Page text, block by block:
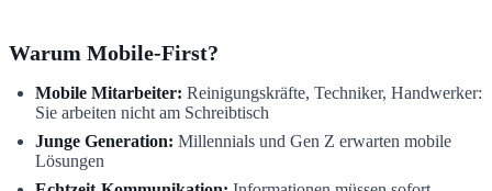
Warum Mobile-First?
Mobile Mitarbeiter: Reinigungskräfte, Techniker, Handwerker:
Sie arbeiten nicht am Schreibtisch
Junge Generation: Millennials und Gen Z erwarten mobile
Lösungen